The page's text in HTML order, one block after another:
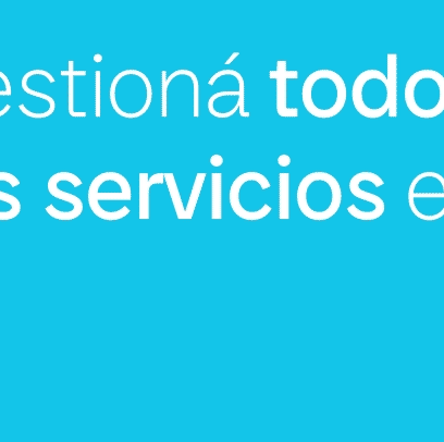
SIP Connect 2026 (parte III): ¿cómo
nace el nuevo estándar de
producción? (Long video + Tik Tok
multi cross + eventos)